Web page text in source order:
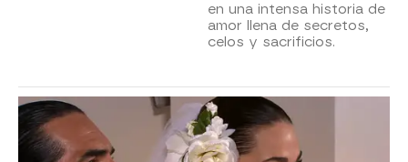
en una intensa historia de
amor llena de secretos,
celos y sacrificios.